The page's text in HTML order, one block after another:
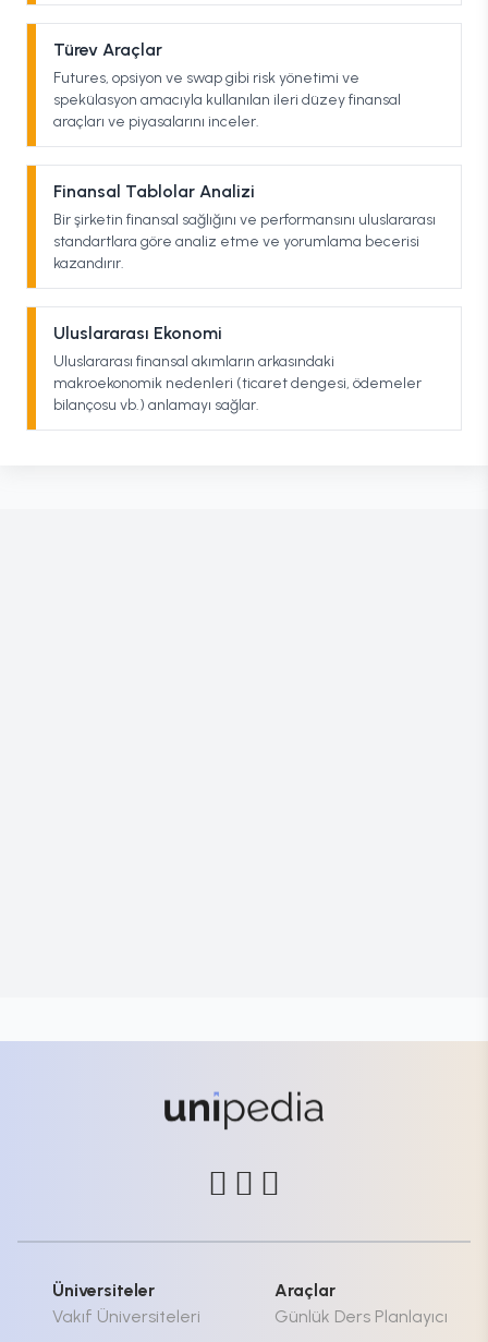
Türev Araçlar
Futures, opsiyon ve swap gibi risk yönetimi ve
spekülasyon amacıyla kullanılan ileri düzey finansal
araçları ve piyasalarını inceler.
Finansal Tablolar Analizi
Bir şirketin finansal sağlığını ve performansını uluslararası
standartlara göre analiz etme ve yorumlama becerisi
kazandırır.
Uluslararası Ekonomi
Uluslararası finansal akımların arkasındaki
makroekonomik nedenleri (ticaret dengesi, ödemeler
bilançosu vb.) anlamayı sağlar.
Üniversiteler
Vakıf Üniversiteleri
Araçlar
Günlük Ders Planlayıcı